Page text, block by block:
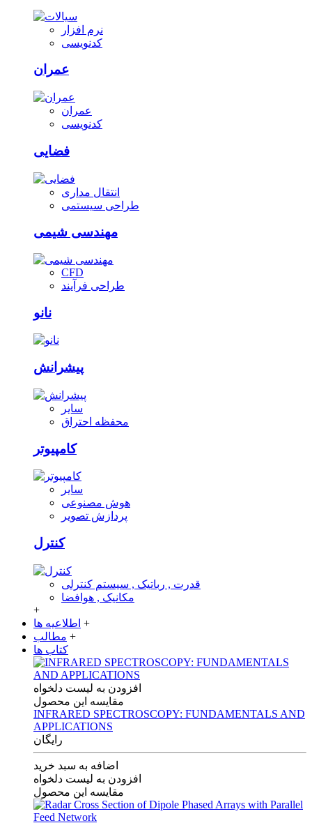
نرم افزار
کدنویسی
عمران
عمران
کدنویسی
فضایی
انتقال مداری
طراحی سیستمی
مهندسی شیمی
CFD
طراحی فرآیند
نانو
پیشرانش
سایر
محفظه احتراق
کامپیوتر
سایر
هوش مصنوعی
پردازش تصویر
کنترل
قدرت , رباتیک , سیستم کنترلی
مکانیک , هوافضا
+
اطلاعیه ها +
مطالب +
کتاب ها
افزودن به لیست دلخواه
مقایسه این محصول
INFRARED SPECTROSCOPY: FUNDAMENTALS AND
APPLICATIONS
رایگان
اضافه به سبد خرید
افزودن به لیست دلخواه
مقایسه این محصول